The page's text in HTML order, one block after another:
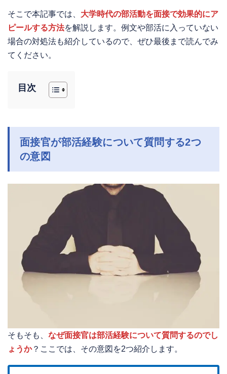
そこで本記事では、 大学時代の部活動を面接で効果的にア
ピールする方法を解説します。例文や部活に入っていない
場合の対処法も紹介しているので、ぜひ最後まで読んでみ
てください。
目次
面接官が部活経験について質問する2つ
の意図
そもそも、 なぜ面接官は部活経験について質問するのでし
ょうか？ここでは、その意図を2つ紹介します。